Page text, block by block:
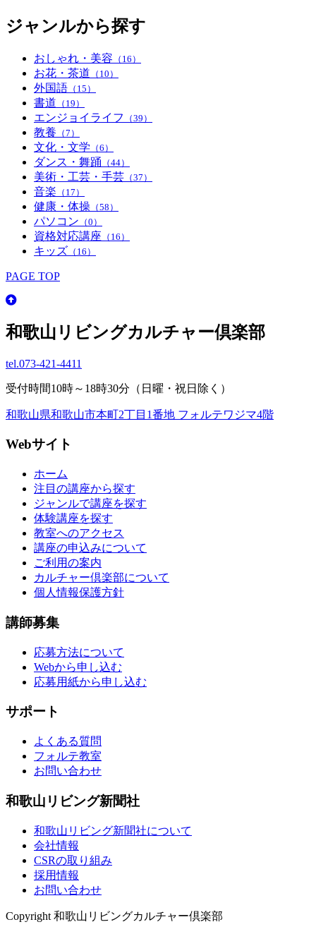
ジャンルから探す
おしゃれ・美容 （16）
お花・茶道 （10）
外国語 （15）
書道 （19）
エンジョイライフ （39）
教養 （7）
文化・文学 （6）
ダンス・舞踊 （44）
美術・工芸・手芸 （37）
音楽 （17）
健康・体操 （58）
パソコン （0）
資格対応講座 （16）
キッズ （16）
PAGE TOP
和歌山リビングカルチャー倶楽部
tel.073-421-4411
受付時間10時～18時30分（日曜・祝日除く）
和歌山県和歌山市本町2丁目1番地 フォルテワジマ4階
Webサイト
ホーム
注目の講座から探す
ジャンルで講座を探す
体験講座を探す
教室へのアクセス
講座の申込みについて
ご利用の案内
カルチャー倶楽部について
個人情報保護方針
講師募集
応募方法について
Webから申し込む
応募用紙から申し込む
サポート
よくある質問
フォルテ教室
お問い合わせ
和歌山リビング新聞社
和歌山リビング新聞社について
会社情報
CSRの取り組み
採用情報
お問い合わせ
Copyright 和歌山リビングカルチャー倶楽部